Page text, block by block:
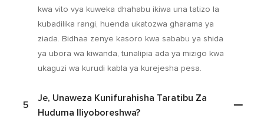
kwa vito vya kuweka dhahabu ikiwa una tatizo la
kubadilika rangi, huenda ukatozwa gharama ya
ziada. Bidhaa zenye kasoro kwa sababu ya shida
ya ubora wa kiwanda, tunalipia ada ya mizigo kwa
ukaguzi wa kurudi kabla ya kurejesha pesa.
5
Je, Unaweza Kunifurahisha Taratibu Za
Huduma Iliyoboreshwa?